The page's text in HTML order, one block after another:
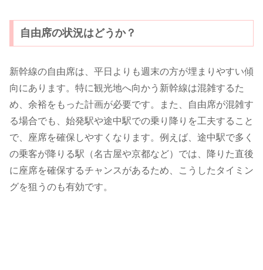
自由席の状況はどうか？
新幹線の自由席は、平日よりも週末の方が埋まりやすい傾
向にあります。特に観光地へ向かう新幹線は混雑するた
め、余裕をもった計画が必要です。また、自由席が混雑す
る場合でも、始発駅や途中駅での乗り降りを工夫すること
で、座席を確保しやすくなります。例えば、途中駅で多く
の乗客が降りる駅（名古屋や京都など）では、降りた直後
に座席を確保するチャンスがあるため、こうしたタイミン
グを狙うのも有効です。